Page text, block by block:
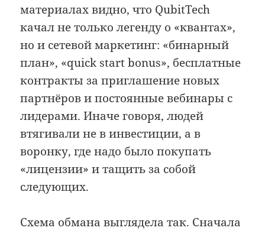
материалах видно, что QubitTech
качал не только легенду о «квантах»,
но и сетевой маркетинг: «бинарный
план», «quick start bonus», бесплатные
контракты за приглашение новых
партнёров и постоянные вебинары с
лидерами. Иначе говоря, людей
втягивали не в инвестиции, а в
воронку, где надо было покупать
«лицензии» и тащить за собой
следующих.
Схема обмана выглядела так. Сначала